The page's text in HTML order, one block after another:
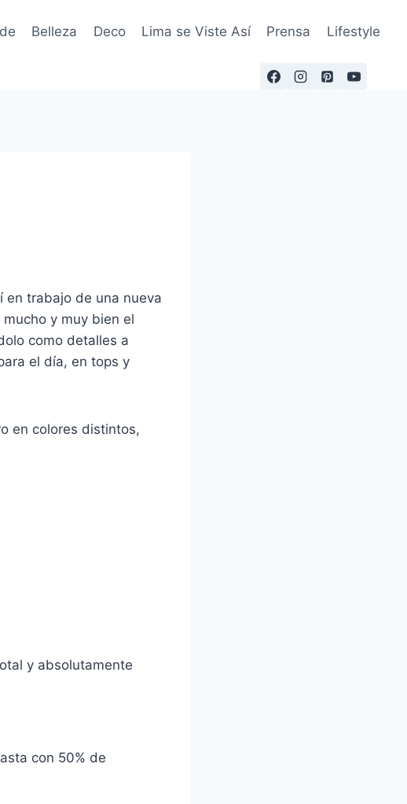
Belleza Deco Lima se Viste Así Prensa Lifestyle
en trabajo de una nueva
y muy bien el
como detalles a
el día, en tops y
en colores distintos,
y absolutamente
con 50% de